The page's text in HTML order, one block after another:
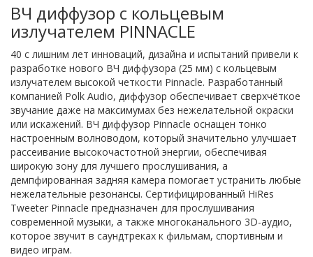
ВЧ диффузор с кольцевым
излучателем PINNACLE
40 с лишним лет инноваций, дизайна и испытаний привели к
разработке нового ВЧ диффузора (25 мм) с кольцевым
излучателем высокой четкости Pinnacle. Разработанный
компанией Polk Audio, диффузор обеспечивает сверхчёткое
звучание даже на максимумах без нежелательной окраски
или искажений. ВЧ диффузор Pinnacle оснащен тонко
настроенным волноводом, который значительно улучшает
рассеивание высокочастотной энергии, обеспечивая
широкую зону для лучшего прослушивания, а
демпфированная задняя камера помогает устранить любые
нежелательные резонансы. Сертифицированный HiRes
Tweeter Pinnacle предназначен для прослушивания
современной музыки, а также многоканального 3D-аудио,
которое звучит в саундтреках к фильмам, спортивным и
видео играм.